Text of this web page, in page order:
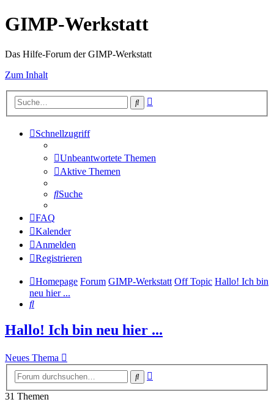
GIMP-Werkstatt
Das Hilfe-Forum der GIMP-Werkstatt
Zum Inhalt
Suche
Schnellzugriff
Unbeantwortete Themen
Aktive Themen
Suche
FAQ
Kalender
Anmelden
Registrieren
Homepage Forum GIMP-Werkstatt Off Topic Hallo! Ich bin
neu hier ...
Suche
Hallo! Ich bin neu hier ...
Neues Thema
Suche
31 Themen